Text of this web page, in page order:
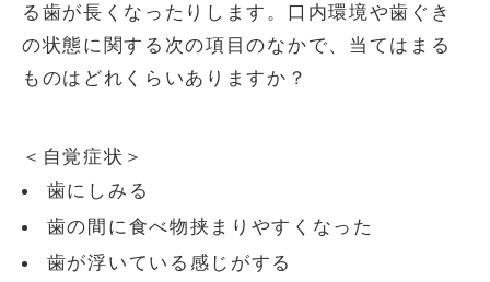
る歯が長くなったりします。口内環境や歯ぐき
の状態に関する次の項目のなかで、当てはまる
ものはどれくらいありますか？
＜自覚症状＞
歯にしみる
歯の間に食べ物挟まりやすくなった
歯が浮いている感じがする